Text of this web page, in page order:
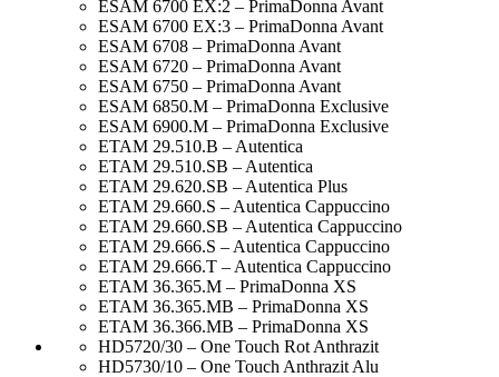
ESAM 6700 EX:2 – PrimaDonna Avant
ESAM 6700 EX:3 – PrimaDonna Avant
ESAM 6708 – PrimaDonna Avant
ESAM 6720 – PrimaDonna Avant
ESAM 6750 – PrimaDonna Avant
ESAM 6850.M – PrimaDonna Exclusive
ESAM 6900.M – PrimaDonna Exclusive
ETAM 29.510.B – Autentica
ETAM 29.510.SB – Autentica
ETAM 29.620.SB – Autentica Plus
ETAM 29.660.S – Autentica Cappuccino
ETAM 29.660.SB – Autentica Cappuccino
ETAM 29.666.S – Autentica Cappuccino
ETAM 29.666.T – Autentica Cappuccino
ETAM 36.365.M – PrimaDonna XS
ETAM 36.365.MB – PrimaDonna XS
ETAM 36.366.MB – PrimaDonna XS
HD5720/30 – One Touch Rot Anthrazit
HD5730/10 – One Touch Anthrazit Alu